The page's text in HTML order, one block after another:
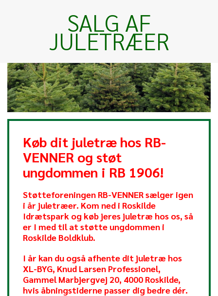
SALG AF
JULETRÆER
Køb dit juletræ hos RB-
VENNER og støt
ungdommen i RB 1906!
Støtteforeningen RB-VENNER sælger igen
i år juletræer. Kom ned i Roskilde
Idrætspark og køb jeres juletræ hos os, så
er I med til at støtte ungdommen i
Roskilde Boldklub.
I år kan du også afhente dit juletræ hos
XL-BYG, Knud Larsen Professionel,
Gammel Marbjergvej 20, 4000 Roskilde,
hvis åbningstiderne passer dig bedre dér.